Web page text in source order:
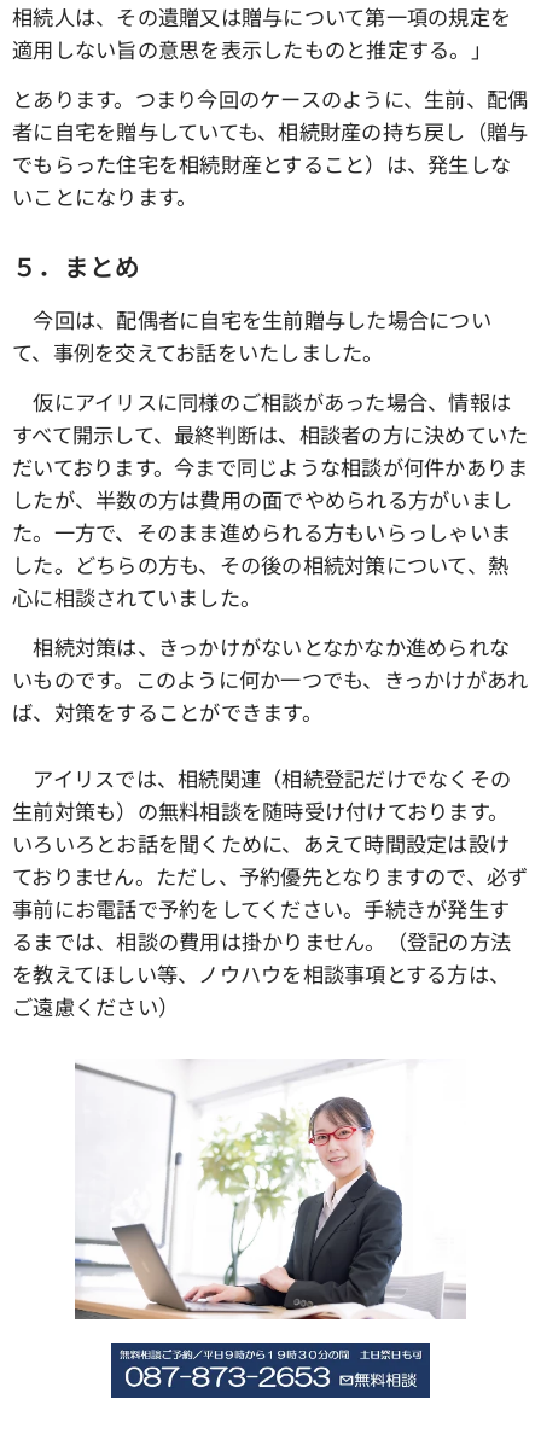
相続人は、その遺贈又は贈与について第一項の規定を
適用しない旨の意思を表示したものと推定する。」
とあります。つまり今回のケースのように、生前、配偶
者に自宅を贈与していても、相続財産の持ち戻し（贈与
でもらった住宅を相続財産とすること）は、発生しな
いことになります。
５．まとめ
今回は、配偶者に自宅を生前贈与した場合につい
て、事例を交えてお話をいたしました。
仮にアイリスに同様のご相談があった場合、情報は
すべて開示して、最終判断は、相談者の方に決めていた
だいております。今まで同じような相談が何件かありま
したが、半数の方は費用の面でやめられる方がいまし
た。一方で、そのまま進められる方もいらっしゃいま
した。どちらの方も、その後の相続対策について、熱
心に相談されていました。
相続対策は、きっかけがないとなかなか進められな
いものです。このように何か一つでも、きっかけがあれ
ば、対策をすることができます。
アイリスでは、相続関連（相続登記だけでなくその
生前対策も）の無料相談を随時受け付けております。
いろいろとお話を聞くために、あえて時間設定は設け
ておりません。ただし、予約優先となりますので、必ず
事前にお電話で予約をしてください。手続きが発生す
るまでは、相談の費用は掛かりません。（登記の方法
を教えてほしい等、ノウハウを相談事項とする方は、
ご遠慮ください）